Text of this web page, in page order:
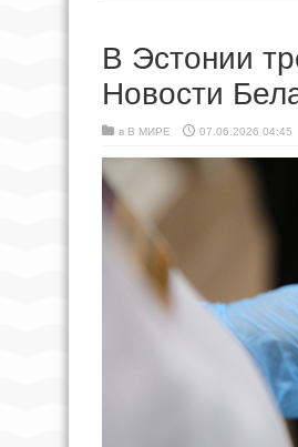
В Эстонии
Новости
в В МИРЕ 07.06.2026 04:45